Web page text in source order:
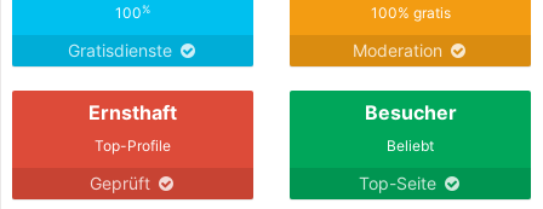
100%
Gratisdienste
100% gratis
Moderation
Ernsthaft
Top-Profile
Geprüft
Besucher
Beliebt
Top-Seite